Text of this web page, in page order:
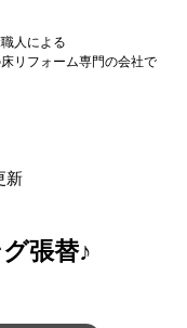
人による
リフォーム専門の会社で
新
張替♪